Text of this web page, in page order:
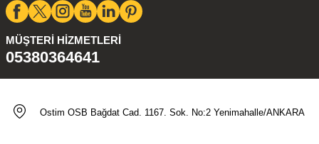
MÜŞTERI HIZMETLERI
05380364641
Ostim OSB Bağdat Cad. 1167. Sok. No:2 Yenimahalle/ANKARA